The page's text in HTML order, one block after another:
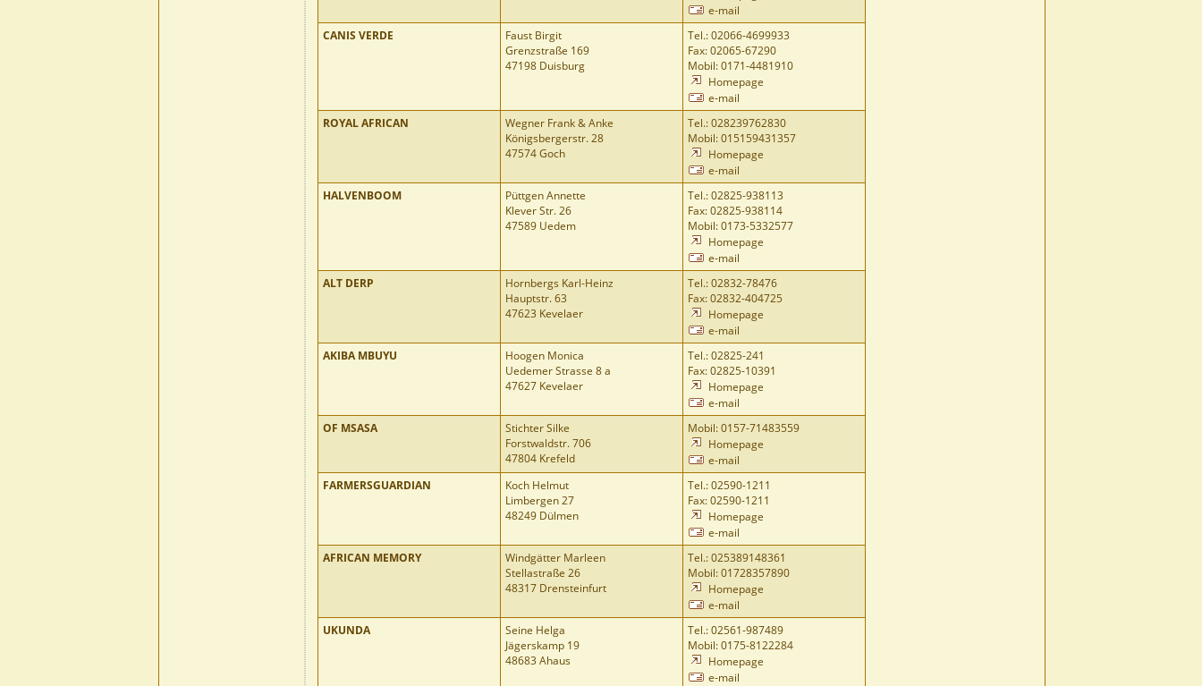
e-mail
CANIS VERDE
Faust Birgit
Grenzstraße 169
47198 Duisburg
Tel.: 02066-4699933
Fax: 02065-67290
Mobil: 0171-4481910
Homepage
e-mail
ROYAL AFRICAN
Wegner Frank & Anke
Königsbergerstr. 28
47574 Goch
Tel.: 028239762830
Mobil: 015159431357
Homepage
e-mail
HALVENBOOM
Püttgen Annette
Klever Str. 26
47589 Uedem
Tel.: 02825-938113
Fax: 02825-938114
Mobil: 0173-5332577
Homepage
e-mail
ALT DERP
Hornbergs Karl-Heinz
Hauptstr. 63
47623 Kevelaer
Tel.: 02832-78476
Fax: 02832-404725
Homepage
e-mail
AKIBA MBUYU
Hoogen Monica
Uedemer Strasse 8 a
47627 Kevelaer
Tel.: 02825-241
Fax: 02825-10391
Homepage
e-mail
OF MSASA
Stichter Silke
Forstwaldstr. 706
47804 Krefeld
Mobil: 0157-71483559
Homepage
e-mail
FARMERSGUARDIAN
Koch Helmut
Limbergen 27
48249 Dülmen
Tel.: 02590-1211
Fax: 02590-1211
Homepage
e-mail
AFRICAN MEMORY
Windgätter Marleen
Stellastraße 26
48317 Drensteinfurt
Tel.: 025389148361
Mobil: 01728357890
Homepage
e-mail
UKUNDA
Seine Helga
Jägerskamp 19
48683 Ahaus
Tel.: 02561-987489
Mobil: 0175-8122284
Homepage
e-mail